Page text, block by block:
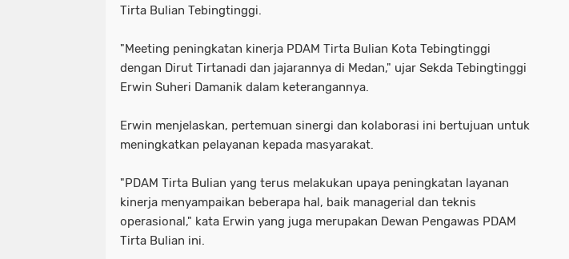
Tirta Bulian Tebingtinggi.
"Meeting peningkatan kinerja PDAM Tirta Bulian Kota Tebingtinggi
dengan Dirut Tirtanadi dan jajarannya di Medan," ujar Sekda Tebingtinggi
Erwin Suheri Damanik dalam keterangannya.
Erwin menjelaskan, pertemuan sinergi dan kolaborasi ini bertujuan untuk
meningkatkan pelayanan kepada masyarakat.
"PDAM Tirta Bulian yang terus melakukan upaya peningkatan layanan
kinerja menyampaikan beberapa hal, baik managerial dan teknis
operasional," kata Erwin yang juga merupakan Dewan Pengawas PDAM
Tirta Bulian ini.